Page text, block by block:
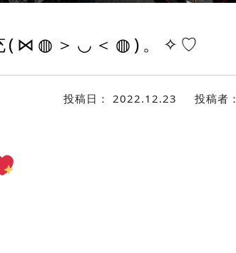
(⋈◍＞◡＜◍)。✧♡
投稿日： 2022.12.23 投稿者：